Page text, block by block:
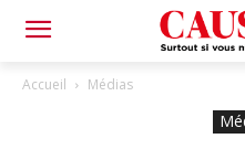
Accueil Médias